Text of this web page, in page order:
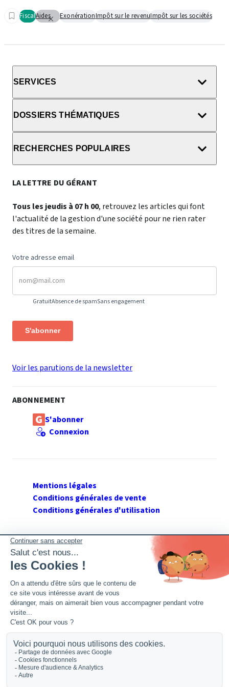
FiscalAides ExonérationImpôt sur le revenuImpôt sur les sociétés
SERVICES
DOSSIERS THÉMATIQUES
RECHERCHES POPULAIRES
LA LETTRE DU GÉRANT
Tous les jeudis à 07 h 00, retrouvez les articles qui font
l'actualité de la gestion d'une société pour ne rien rater
des titres de la semaine.
Votre adresse email
GratuitAbsence de spamSans engagement
S'abonner
Voir les parutions de la newsletter
ABONNEMENT
S'abonner
Connexion
Mentions légales
Conditions générales de vente
Conditions générales d'utilisation
SUIVEZ GERANT DE SARL
Twitter
Facebook